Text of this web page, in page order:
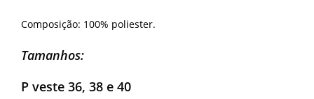
Composição: 100% poliester.
Tamanhos:
P veste 36, 38 e 40